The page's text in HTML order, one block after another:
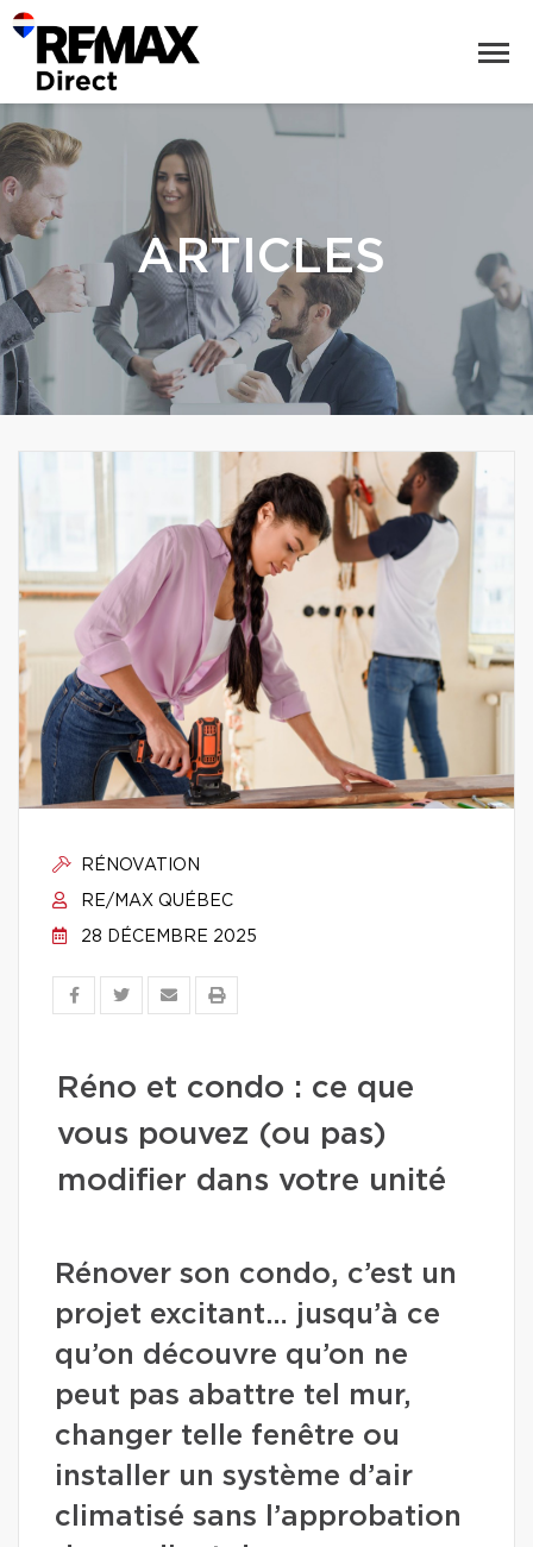
ARTICLES
RÉNOVATION
RE/MAX QUÉBEC
28 DÉCEMBRE 2025
Réno et condo : ce que
vous pouvez (ou pas)
modifier dans votre unité
Rénover son condo, c’est un
projet excitant… jusqu’à ce
qu’on découvre qu’on ne
peut pas abattre tel mur,
changer telle fenêtre ou
installer un système d’air
climatisé sans l’approbation